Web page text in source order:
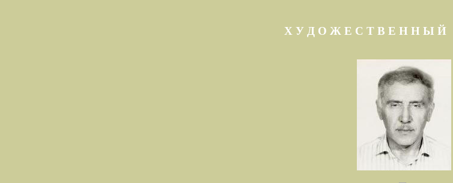
Х У Д О Ж Е С Т В Е Н Н Ы